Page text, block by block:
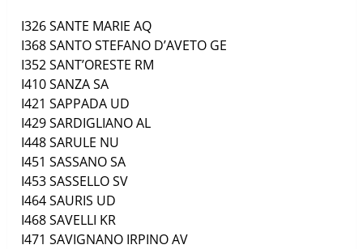
I326SANTE MARIE AQ
I368SANTO STEFANO D’AVETO GE
I352SANT’ORESTE RM
I410SANZASA
I421 SAPPADA UD
I429SARDIGLIANOAL
I448SARULE NU
I451 SASSANOSA
I453SASSELLOSV
I464SAURIS UD
I468SAVELLI KR
I471 SAVIGNANO IRPINOAV